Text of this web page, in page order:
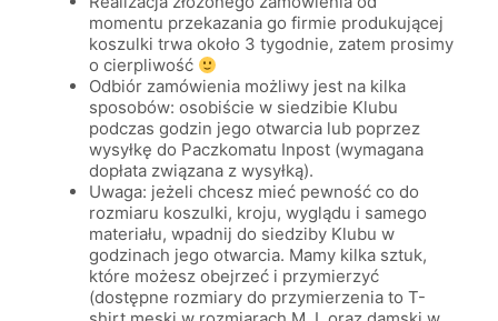
momentu przekazania go firmie produkującej
koszulki trwa około 3 tygodnie, zatem prosimy
o cierpliwość
Odbiór zamówienia możliwy jest na kilka
sposobów: osobiście w siedzibie Klubu
podczas godzin jego otwarcia lub poprzez
wysyłkę do Paczkomatu Inpost (wymagana
dopłata związana z wysyłką).
Uwaga: jeżeli chcesz mieć pewność co do
rozmiaru koszulki, kroju, wyglądu i samego
materiału, wpadnij do siedziby Klubu w
godzinach jego otwarcia. Mamy kilka sztuk,
które możesz obejrzeć i przymierzyć
(dostępne rozmiary do przymierzenia to T-